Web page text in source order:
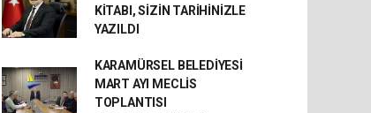
KİTABI, SİZİN TARİHİNİZLE
YAZILDI
KARAMÜRSEL BELEDİYESİ
MART AYI MECLİS
TOPLANTISI